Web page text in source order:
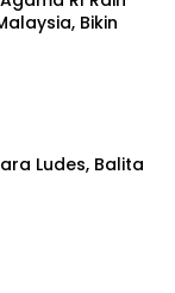
Bikin
Ludes, Balita